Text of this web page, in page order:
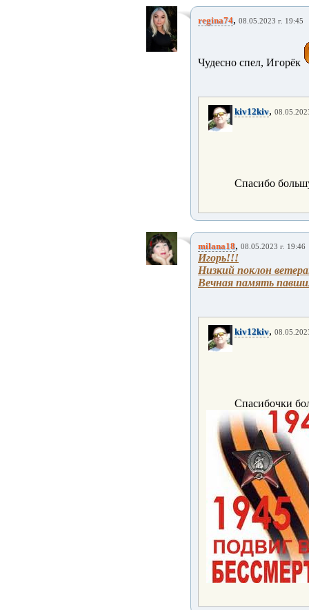
regina74, 08.05.2023 г. 19:45
Чудесно спел, Игорёк
kiv12kiv,
Спасибо
milana18, 08.05.2023 г. 19:46
Игорь!!!
Низкий поклон
Вечная память
kiv12kiv,
Спасибочки